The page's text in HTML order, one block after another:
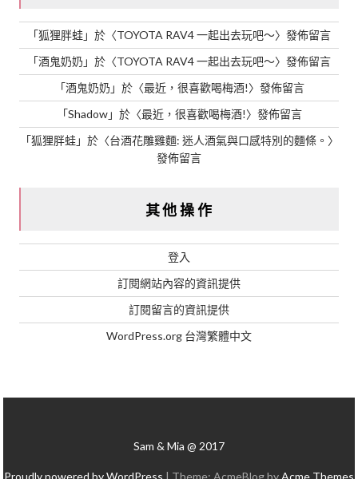
「狐狸胖蛙」於〈TOYOTA RAV4 一起出去玩吧～〉發佈留言
「酒鬼奶奶 」於〈TOYOTA RAV4 一起出去玩吧～〉發佈留言
「酒鬼奶奶 」於〈最近，很喜歡喝梅酒!〉發佈留言
「Shadow」於〈最近，很喜歡喝梅酒!〉發佈留言
「狐狸胖蛙」於〈台酒花雕雞麵: 迷人酒氣與口感特別的麵條。 〉
發佈留言
其他操作
登入
訂閱網站內容的資訊提供
訂閱留言的資訊提供
WordPress.org 台灣繁體中文
Sam & Mia @ 2017
Proudly powered by WordPress | Theme: AcmeBlog by Acme Themes